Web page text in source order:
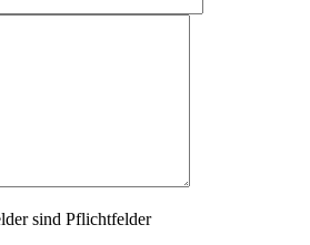
sind Pflichtfelder